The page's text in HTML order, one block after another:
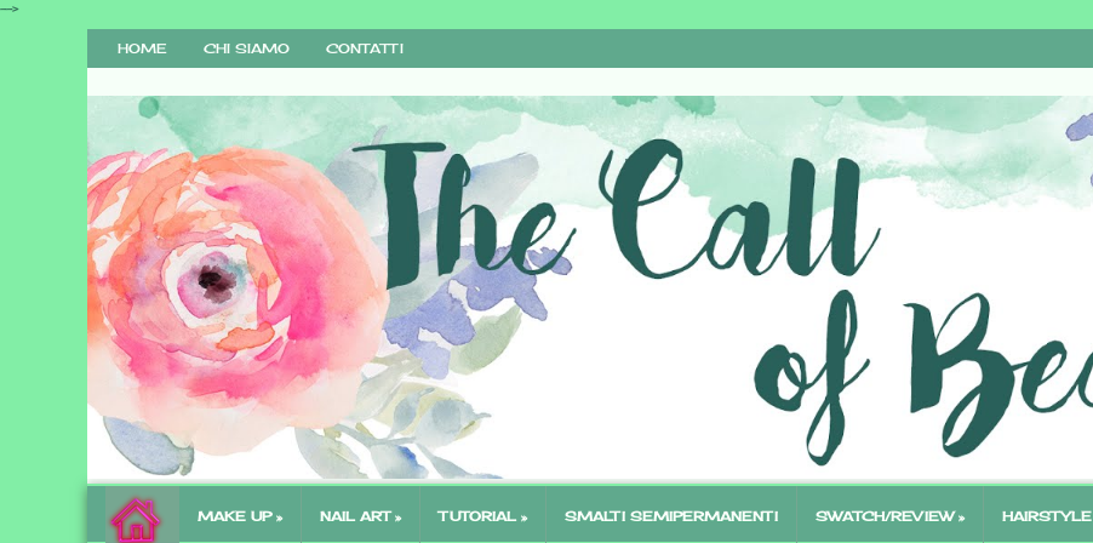
-->
HOME CHI SIAMO CONTATTI
MAKE UP » NAIL ART » TUTORIAL » SMALTI SEMIPERMANENTI SWATCH/REVIEW » HAIRSTYLE